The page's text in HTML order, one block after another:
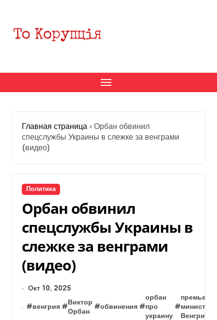
содержанию
Главная страница » Орбан обвинил
спецслужбы Украины в слежке за венграми
(видео)
Политика
Орбан обвинил
спецслужбы Украины в
слежке за венграми
(видео)
Окт 10, 2025
#венгрия #
Виктор
Орбан
#обвинения #
орбан
про
украину
#
премьер-
министр
Венгрии